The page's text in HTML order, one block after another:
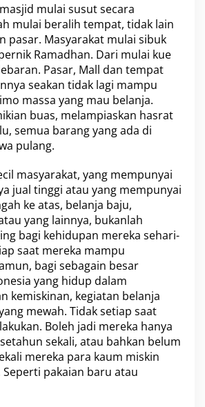
mulai susut secara
mulai beralih tempat, tidak lain
pasar. Masyarakat mulai sibuk
Ramadhan. Dari mulai kue
Pasar, Mall dan tempat
seakan tidak lagi mampu
massa yang mau belanja.
buas, melampiaskan hasrat
semua barang yang ada di
pulang.
masyarakat, yang mempunyai
jual tinggi atau yang mempunyai
ke atas, belanja baju,
yang lainnya, bukanlah
bagi kehidupan mereka sehari-
saat mereka mampu
bagi sebagain besar
yang hidup dalam
kemiskinan, kegiatan belanja
mewah. Tidak setiap saat
Boleh jadi mereka hanya
sekali, atau bahkan belum
mereka para kaum miskin
pakaian baru atau